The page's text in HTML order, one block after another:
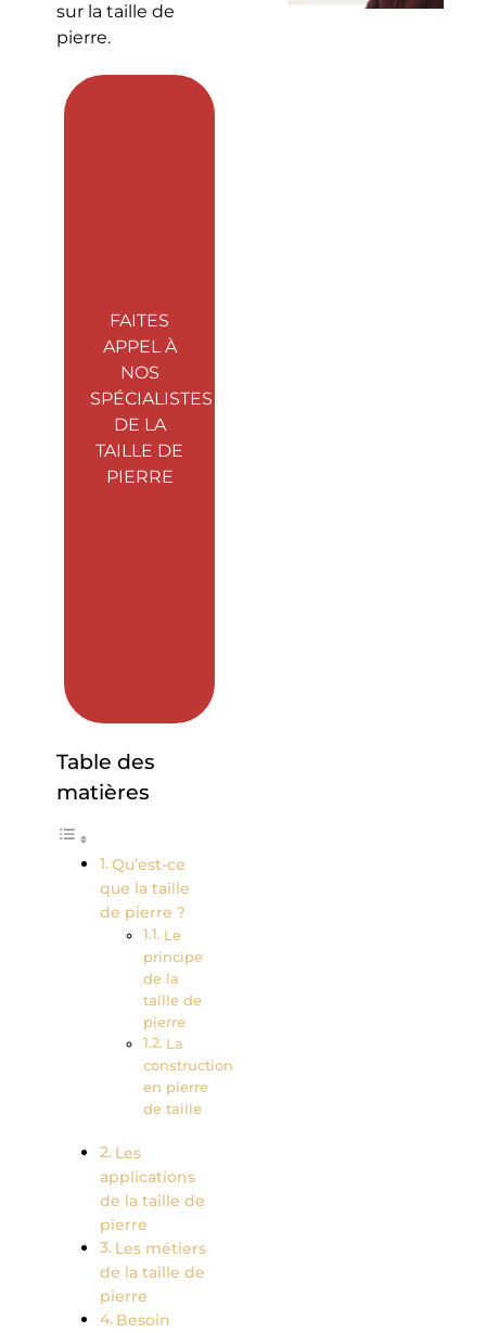
sur la taille de
pierre.
FAITES
APPEL À
NOS
SPÉCIALISTES
DE LA
TAILLE DE
PIERRE
Table des
matières
Qu’est-ce
que la taille
de pierre ?
Le
principe
de la
taille de
pierre
La
construction
en pierre
de taille
Les
applications
de la taille de
pierre
Les métiers
de la taille de
pierre
Besoin